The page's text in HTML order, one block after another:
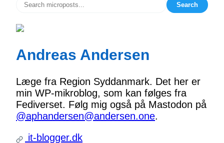
Search
Andreas Andersen
Læge fra Region Syddanmark. Det her er
min WP-mikroblog, som kan følges fra
Fediverset. Følg mig også på Mastodon på
@aphandersen@andersen.one.
it-blogger.dk